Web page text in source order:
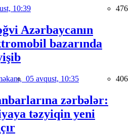
10:39 476
Azərbaycanın
bazarında
05 avqust, 10:35 406
zərbələr:
təzyiqin yeni